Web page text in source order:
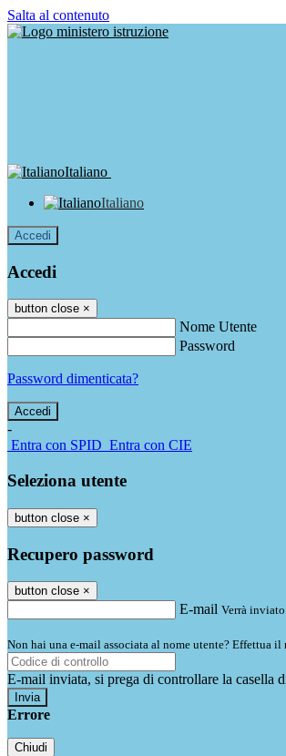
Salta al contenuto
Italiano
Italiano
Accedi
Accedi
button close ×
Nome Utente
Password
Password dimenticata?
-
Entra con SPID Entra con CIE
Seleziona utente
button close ×
Recupero password
button close ×
E-mail Verrà
Non hai una e-mail associata al nome utente? Effettua il
E-mail inviata, si prega di controllare la casella
Errore
Chiudi